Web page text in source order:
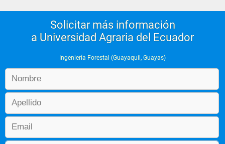
Solicitar más información
a Universidad Agraria del Ecuador
Ingeniería Forestal (Guayaquil, Guayas)